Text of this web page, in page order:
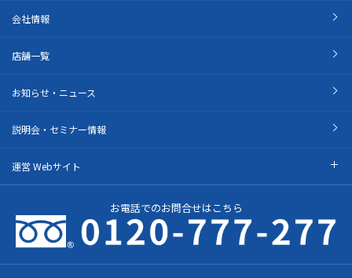
会社情報
店舗一覧
お知らせ・ニュース
説明会・セミナー情報
運営 Webサイト
お電話でのお問合せはこちら